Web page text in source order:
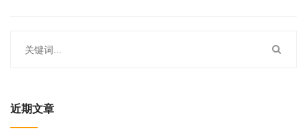
近期文章